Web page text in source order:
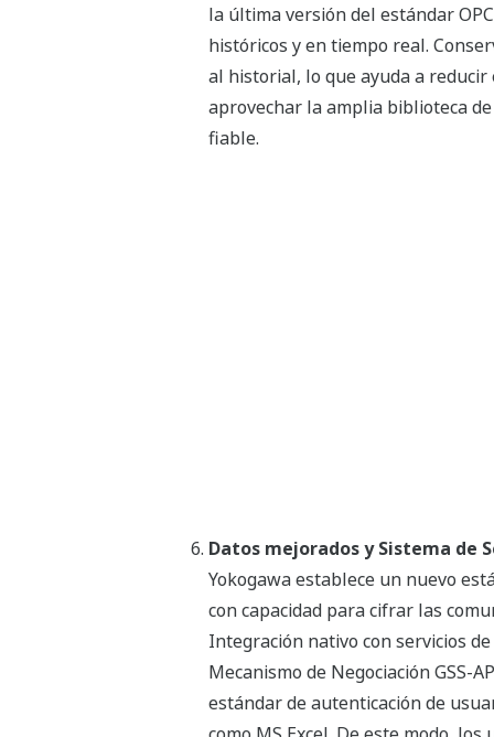
la última versión del estándar
históricos y en tiempo real.
al historial, lo que ayuda a reducir
aprovechar la amplia biblioteca
fiable.
Datos mejorados y Sistema de
Yokogawa establece un nuevo
con capacidad para cifrar las
Integración nativo con servicios
Mecanismo de Negociación GSS-
estándar de autenticación de